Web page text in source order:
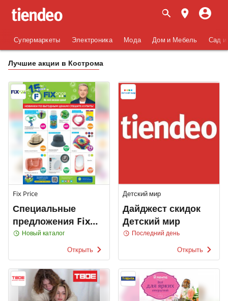
Супермаркеты Электроника Мода Дом и Мебель Сад и
Лучшие акции в Кострома
Fix Price
Специальные
предложения Fix
Price
Новый каталог
Открыть
Детский мир
Дайджест скидок
Детский мир
Последний день
Открыть